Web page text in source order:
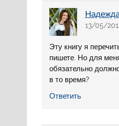
13/05/
Эту книгу я
пишете. Но для
обязательно
в то время?
Ответить